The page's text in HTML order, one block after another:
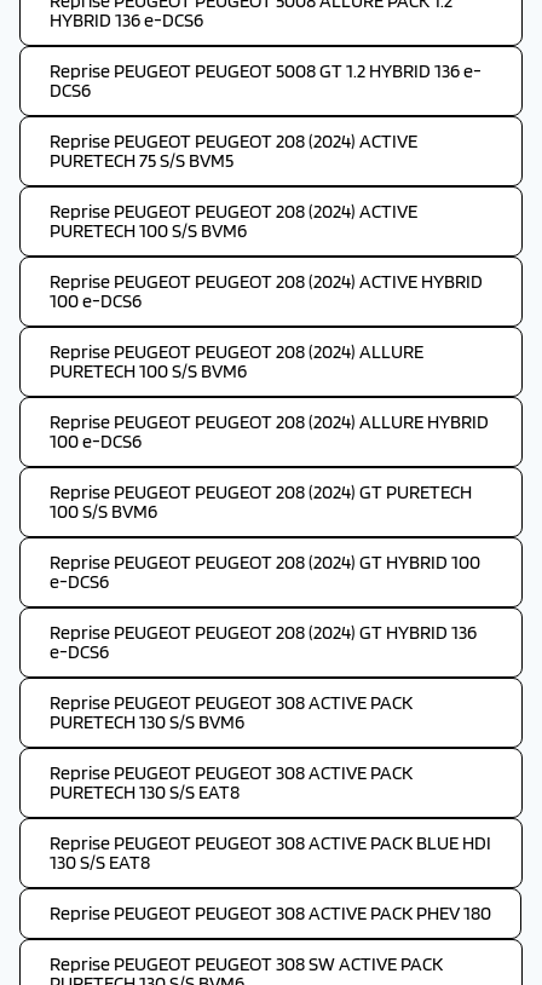
HYBRID 136 e-DCS6
Reprise PEUGEOT PEUGEOT 5008 GT 1.2 HYBRID 136 e-
DCS6
Reprise PEUGEOT PEUGEOT 208 (2024) ACTIVE
PURETECH 75 S/S BVM5
Reprise PEUGEOT PEUGEOT 208 (2024) ACTIVE
PURETECH 100 S/S BVM6
Reprise PEUGEOT PEUGEOT 208 (2024) ACTIVE HYBRID
100 e-DCS6
Reprise PEUGEOT PEUGEOT 208 (2024) ALLURE
PURETECH 100 S/S BVM6
Reprise PEUGEOT PEUGEOT 208 (2024) ALLURE HYBRID
100 e-DCS6
Reprise PEUGEOT PEUGEOT 208 (2024) GT PURETECH
100 S/S BVM6
Reprise PEUGEOT PEUGEOT 208 (2024) GT HYBRID 100
e-DCS6
Reprise PEUGEOT PEUGEOT 208 (2024) GT HYBRID 136
e-DCS6
Reprise PEUGEOT PEUGEOT 308 ACTIVE PACK
PURETECH 130 S/S BVM6
Reprise PEUGEOT PEUGEOT 308 ACTIVE PACK
PURETECH 130 S/S EAT8
Reprise PEUGEOT PEUGEOT 308 ACTIVE PACK BLUE HDI
130 S/S EAT8
Reprise PEUGEOT PEUGEOT 308 ACTIVE PACK PHEV 180
Reprise PEUGEOT PEUGEOT 308 SW ACTIVE PACK